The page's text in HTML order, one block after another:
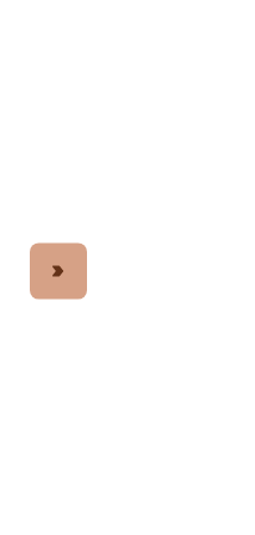
Lucía Fernández -
10 May, 2026